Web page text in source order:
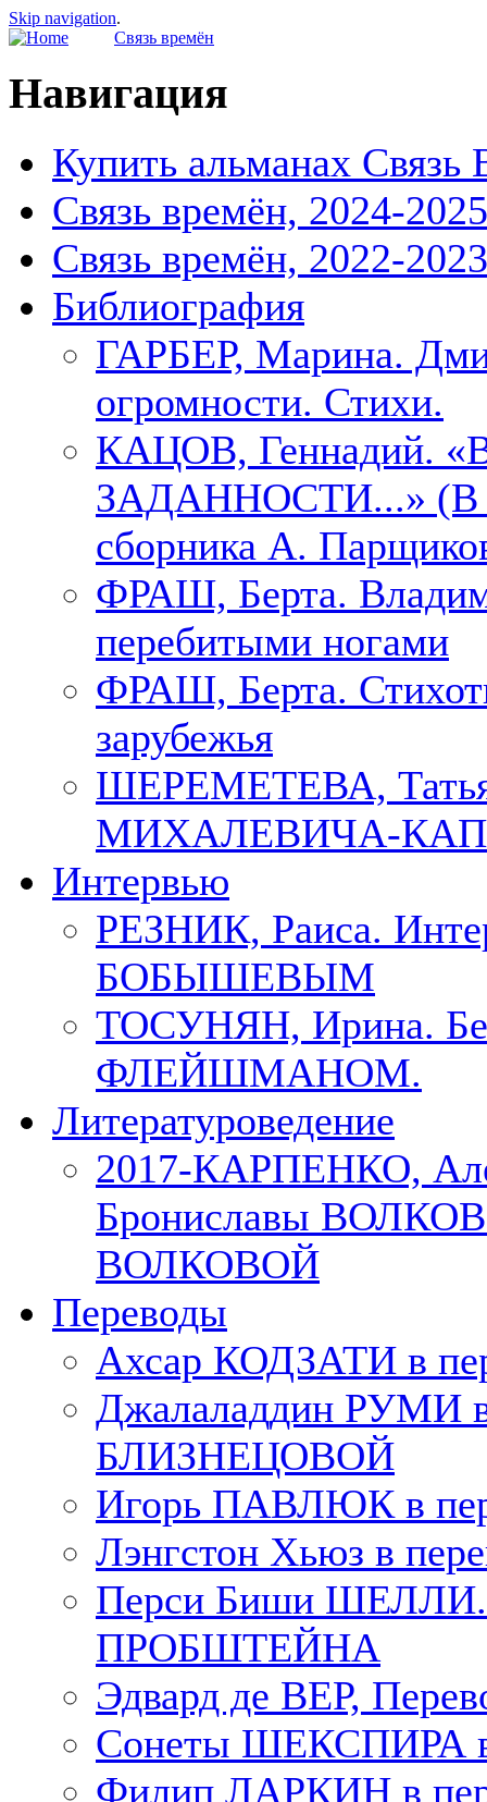
Skip navigation.
Связь времён
Навигация
Купить альманах Связь
Связь времён, 2024-2025
Связь времён, 2022-2023
Библиография
ГАРБЕР, Марина.
огромности. Стихи.
КАЦОВ, Геннадий.
ЗАДАННОСТИ...» (В
сборника А.
ФРАШ, Берта.
перебитыми ногами
ФРАШ, Берта.
зарубежья
ШЕРЕМЕТЕВА,
МИХАЛЕВИЧА-
Интервью
РЕЗНИК, Раиса.
БОБЫШЕВЫМ
ТОСУНЯН, Ирина.
ФЛЕЙШМАНОМ.
Литературоведение
2017-КАРПЕНКО,
Брониславы
ВОЛКОВОЙ
Переводы
Ахсар КОДЗАТИ в
Джалаладдин РУМИ
БЛИЗНЕЦОВОЙ
Игорь ПАВЛЮК в
Лэнгстон Хьюз в
Перси Биши ШЕЛЛИ.
ПРОБШТЕЙНА
Эдвард де ВЕР,
Сонеты ШЕКСПИРА в
Филип ЛАРКИН в